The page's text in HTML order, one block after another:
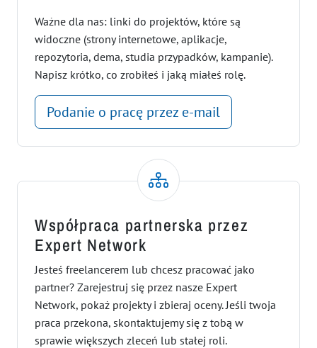
Ważne dla nas: linki do projektów, które są
widoczne (strony internetowe, aplikacje,
repozytoria, dema, studia przypadków, kampanie).
Napisz krótko, co zrobiłeś i jaką miałeś rolę.
Podanie o pracę przez e-mail
Współpraca partnerska przez
Expert Network
Jesteś freelancerem lub chcesz pracować jako
partner? Zarejestruj się przez nasze Expert
Network, pokaż projekty i zbieraj oceny. Jeśli twoja
praca przekona, skontaktujemy się z tobą w
sprawie większych zleceń lub stałej roli.